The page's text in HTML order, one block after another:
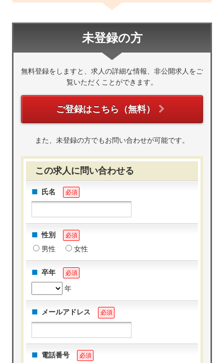
未登録の方
無料登録をしますと、求人の詳細な情報、非公開求人をご
覧いただくことができます。
ご登録はこちら（無料）
また、未登録の方でもお問い合わせが可能です。
この求人に問い合わせる
氏名 必須
性別 必須
男性 女性
卒年 必須
年
メールアドレス 必須
電話番号 必須